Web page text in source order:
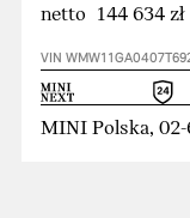
netto 144 634 zł
VIN
MINI Polska,